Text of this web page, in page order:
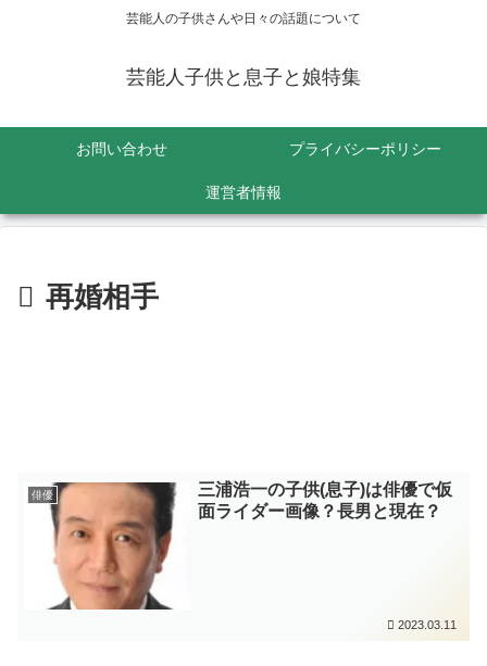
芸能人の子供さんや日々の話題について
芸能人子供と息子と娘特集
お問い合わせ プライバシーポリシー
運営者情報
再婚相手
俳優
三浦浩一の子供(息子)は俳優で仮
面ライダー画像？長男と現在？
2023.03.11